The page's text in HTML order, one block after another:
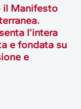
il Manifesto
l’intera
e fondata su
e